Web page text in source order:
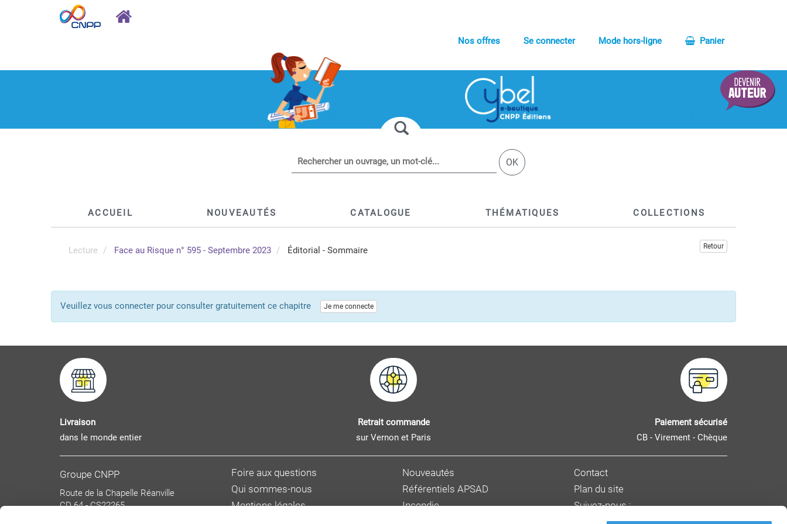
Nos offres Se connecter Mode hors-ligne Panier
OK
ACCUEIL NOUVEAUTÉS CATALOGUE THÉMATIQUES COLLECTIONS
Lecture Face au Risque n° 595 - Septembre 2023 Éditorial - Sommaire Retour
Veuillez vous connecter pour consulter gratuitement ce chapitre Je me connecte
Livraison
dans le monde entier
Retrait commande
sur Vernon et Paris
Paiement sécurisé
CB - Virement - Chèque
Groupe CNPP
Route de la Chapelle Réanville
CD 64 - CS22265
Foire aux questions
Qui sommes-nous
Mentions légales
Nouveautés
Référentiels APSAD
Incendie
Contact
Plan du site
Suivez-nous :